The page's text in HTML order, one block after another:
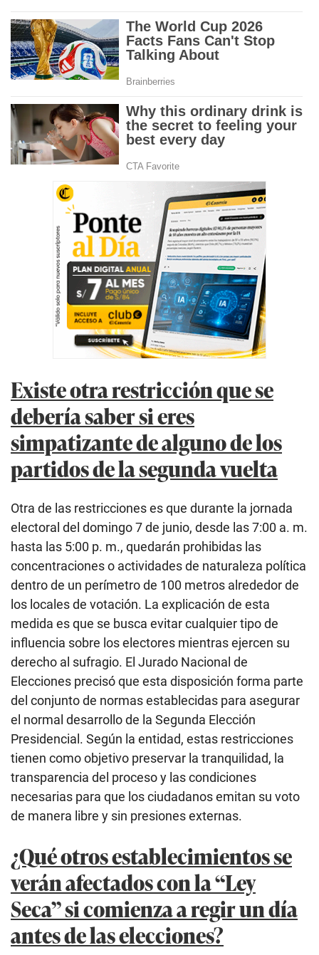
Existe otra restricción que se
debería saber si eres
simpatizante de alguno de los
partidos de la segunda vuelta
Otra de las restricciones es que durante la jornada
electoral del domingo 7 de junio, desde las 7:00 a. m.
hasta las 5:00 p. m., quedarán prohibidas las
concentraciones o actividades de naturaleza política
dentro de un perímetro de 100 metros alrededor de
los locales de votación. La explicación de esta
medida es que se busca evitar cualquier tipo de
influencia sobre los electores mientras ejercen su
derecho al sufragio. El Jurado Nacional de
Elecciones precisó que esta disposición forma parte
del conjunto de normas establecidas para asegurar
el normal desarrollo de la Segunda Elección
Presidencial. Según la entidad, estas restricciones
tienen como objetivo preservar la tranquilidad, la
transparencia del proceso y las condiciones
necesarias para que los ciudadanos emitan su voto
de manera libre y sin presiones externas.
¿Qué otros establecimientos se
verán afectados con la “Ley
Seca” si comienza a regir un día
antes de las elecciones?